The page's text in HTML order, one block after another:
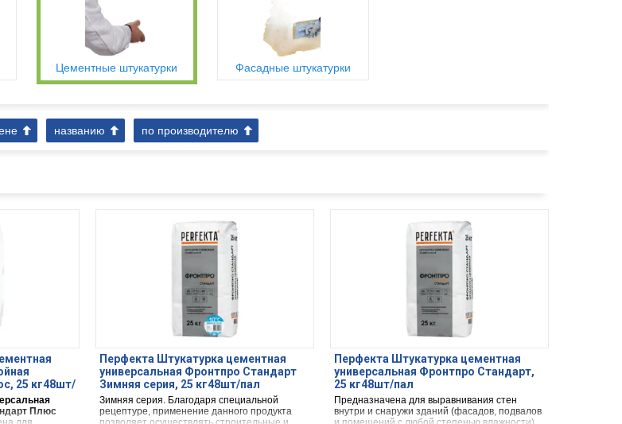
Цементные штукатурки Фасадные штукатурки
названию по производителю
25 кг48шт/
Плюс
Перфекта Штукатурка цементная
универсальная Фронтпро Стандарт
Зимняя серия, 25 кг48шт/пал
Зимняя серия. Благодаря специальной
рецептуре, применение данного продукта
Перфекта Штукатурка цементная
универсальная Фронтпро Стандарт,
25 кг48шт/пал
Предназначена для выравнивания стен
внутри и снаружи зданий (фасадов, подвалов